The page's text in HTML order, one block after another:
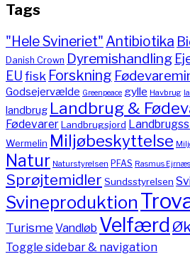
Tags
"Hele Svineriet" Antibiotika
Danish Crown Dyremishandling
EUfisk Forskning
Godsejervælde Greenpeace gylle Havbrug
landbrug Landbrug &
FødevarerLandbrugsjord
Wermelin Miljøbeskyttelse
Natur Naturstyrelsen PFAS Rasmus Ejrnæs
Sprøjtemidler Sundsstyrelsen
Svineproduktion
TurismeVandløb Velfærd
Toggle sidebar & navigation